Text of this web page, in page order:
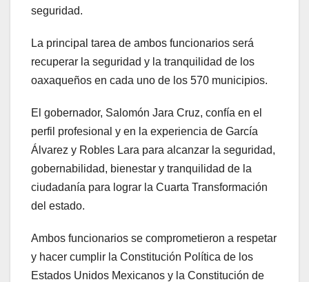
seguridad.
La principal tarea de ambos funcionarios será
recuperar la seguridad y la tranquilidad de los
oaxaqueños en cada uno de los 570 municipios.
El gobernador, Salomón Jara Cruz, confía en el
perfil profesional y en la experiencia de García
Álvarez y Robles Lara para alcanzar la seguridad,
gobernabilidad, bienestar y tranquilidad de la
ciudadanía para lograr la Cuarta Transformación
del estado.
Ambos funcionarios se comprometieron a respetar
y hacer cumplir la Constitución Política de los
Estados Unidos Mexicanos y la Constitución de